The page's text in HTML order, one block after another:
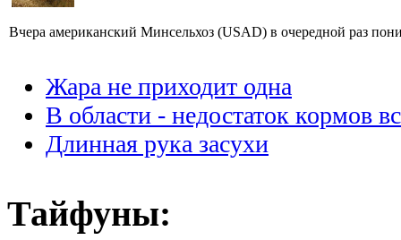
Вчера американский Минсельхоз (USAD) в очередной раз
Жара не приходит одна
В области - недостаток кормов
Длинная рука засухи
Тайфуны: